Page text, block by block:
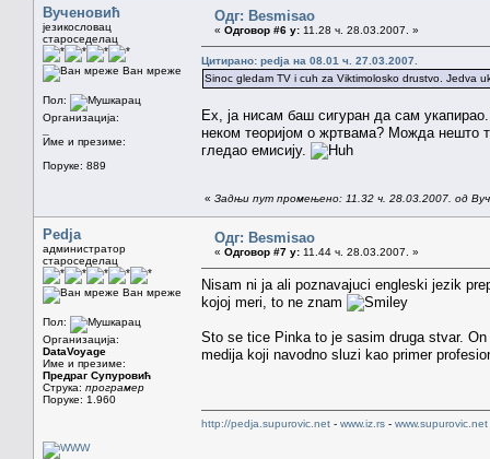
Вученовић
језикословац
староседелац
Ван мреже
Пол:
Организација:
Име и презиме:
Поруке: 889
Одг: Besmisao
« Одговор #6 у: 11.28 ч. 28.03.2007. »
Цитирано: pedja на 08.01 ч. 27.03.2007.
Sinoc gledam TV i cuh za Viktimolosko drustvo. Jedva
Ех, ја нисам баш сигуран да сам
неком теоријом о жртвама? Можда нешто
гледао емисију.
« Задњи пут промењено: 11.32 ч. 28.03.2007. од
Pedja
администратор
староседелац
Ван мреже
Пол:
Организација:
DataVoyage
Име и презиме:
Предраг Супуровић
Струка: програмер
Поруке: 1.960
Одг: Besmisao
« Одговор #7 у: 11.44 ч. 28.03.2007. »
Nisam ni ja ali poznavajuci engleski jezik
kojoj meri, to ne znam
Sto se tice Pinka to je sasim druga stvar.
medija koji navodno sluzi kao primer
http://pedja.supurovic.net - www.iz.rs - www.supurovic.net